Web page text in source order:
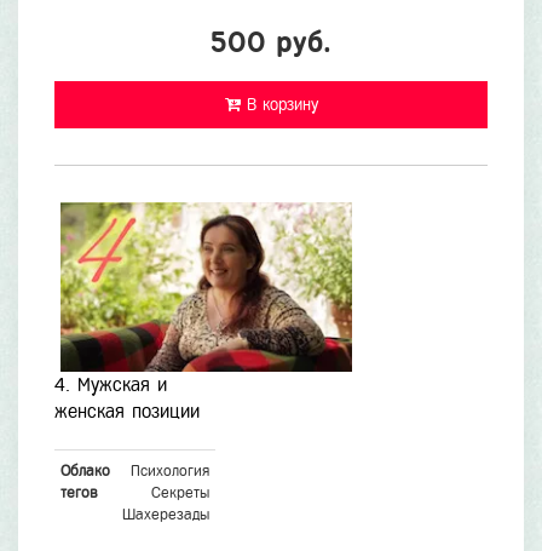
500 руб.
В корзину
4. Мужская и
женская позиции
Облако
тегов
Психология
Секреты
Шахерезады